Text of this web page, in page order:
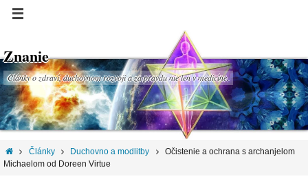
Znanie
Články o zdraví, duchovnom rozvoji a za pravdu nie len v medicíne.
Články Duchovno a modlitby
Očistenie a ochrana s archanjelom
Michaelom od Doreen Virtue